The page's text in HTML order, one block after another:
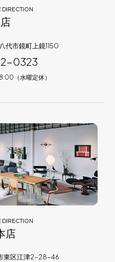
DIRECTION
代市鏡町上鏡1150
0323
（水曜定休）
DIRECTION
店
東区江津2-28-46